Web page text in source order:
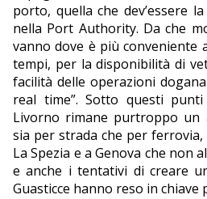
porto, quella che dev’essere
nella Port Authority. Da che
vanno dove è più conveniente
tempi, per la disponibilità di
facilità delle operazioni
real time”. Sotto questi
Livorno rimane purtroppo un
sia per strada che per
La Spezia e a Genova che non
e anche i tentativi di creare
Guasticce hanno reso in chiave